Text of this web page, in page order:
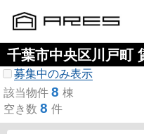
千葉市中央区川戸町
募集中のみ表示
該当物件 8 棟
空き数 8 件